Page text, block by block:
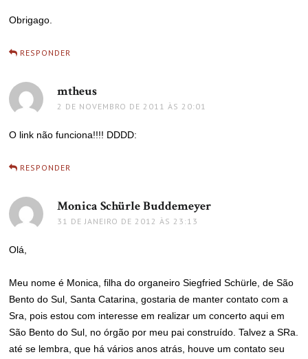
Obrigago.
RESPONDER
mtheus
2 DE NOVEMBRO DE 2011 ÀS 20:01
O link não funciona!!!! DDDD:
RESPONDER
Monica Schürle Buddemeyer
31 DE JANEIRO DE 2012 ÀS 23:13
Olá,
Meu nome é Monica, filha do organeiro Siegfried Schürle, de São
Bento do Sul, Santa Catarina, gostaria de manter contato com a
Sra, pois estou com interesse em realizar um concerto aqui em
São Bento do Sul, no órgão por meu pai construído. Talvez a SRa.
até se lembra, que há vários anos atrás, houve um contato seu